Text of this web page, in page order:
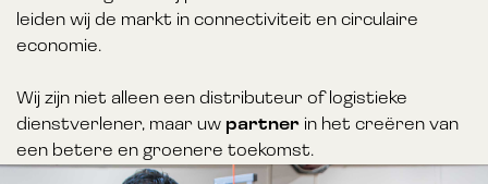
leiden wij de markt in connectiviteit en circulaire
economie.
Wij zijn niet alleen een distributeur of logistieke
dienstverlener, maar uw partner in het creëren van
een betere en groenere toekomst.